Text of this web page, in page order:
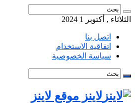
الثلاثاء , أكتوبر 1 2024
اتصل بنا
اتفاقية الاستخدام
سياسة الخصوصية
لاينز موقع لاينز